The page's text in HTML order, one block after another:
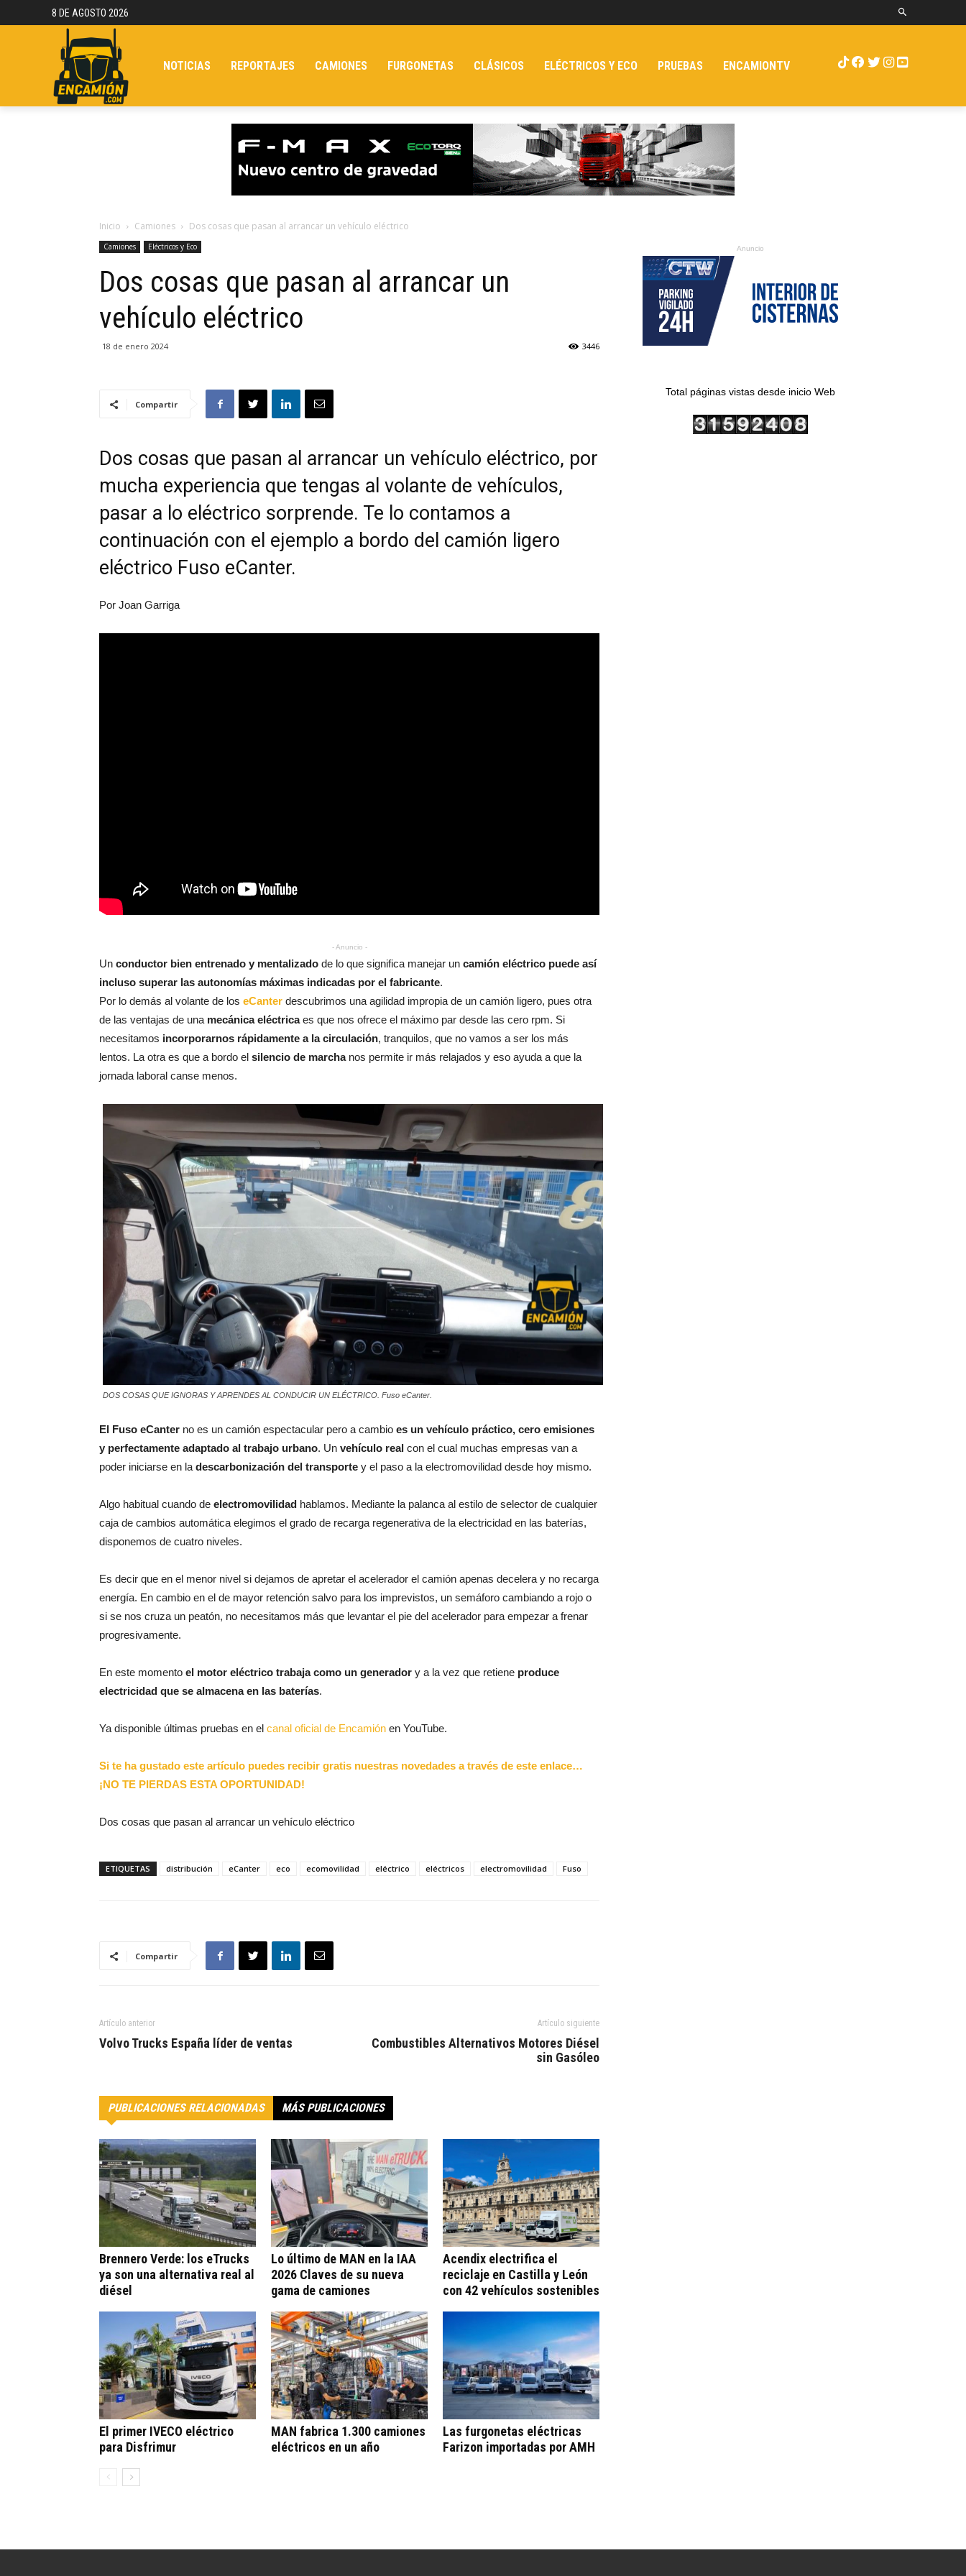
8 DE AGOSTO 2026
NOTICIAS REPORTAJES CAMIONES FURGONETAS CLÁSICOS ELÉCTRICOS Y ECO PRUEBAS ENCAMIONTV
Inicio Camiones Dos cosas que pasan al arrancar un vehículo eléctrico
Camiones Eléctricos y Eco
Dos cosas que pasan al arrancar un
vehículo eléctrico
18 de enero 2024 3446
Compartir
Dos cosas que pasan al arrancar un vehículo eléctrico, por
mucha experiencia que tengas al volante de vehículos,
pasar a lo eléctrico sorprende. Te lo contamos a
continuación con el ejemplo a bordo del camión ligero
eléctrico Fuso eCanter.
Por Joan Garriga
- Anuncio -
Un conductor bien entrenado y mentalizado de lo que significa manejar un camión eléctrico puede así
incluso superar las autonomías máximas indicadas por el fabricante.
Por lo demás al volante de los eCanter descubrimos una agilidad impropia de un camión ligero, pues otra
de las ventajas de una mecánica eléctricaes que nos ofrece el máximo par desde las cero rpm. Si
necesitamos incorporarnos rápidamente a la circulación, tranquilos, que no vamos a ser los más
lentos. La otra es que a bordo el silencio de marchanos permite ir más relajados y eso ayuda a que la
jornada laboral canse menos.
DOS COSAS QUE IGNORAS Y APRENDES AL CONDUCIR UN ELÉCTRICO. Fuso eCanter.
El Fuso eCanter no es un camión espectacular pero a cambio es un vehículo práctico, cero emisiones
y perfectamente adaptado al trabajo urbano. Un vehículo real con el cual muchas empresas van a
poder iniciarse en la descarbonización del transporte y el paso a la electromovilidad desde hoy mismo.
Algo habitual cuando de electromovilidad hablamos. Mediante la palanca al estilo de selector de cualquier
caja de cambios automática elegimos el grado de recarga regenerativa de la electricidad en las baterías,
disponemos de cuatro niveles.
Es decir que en el menor nivel si dejamos de apretar el acelerador el camión apenas decelera y no recarga
energía. En cambio en el de mayor retención salvo para los imprevistos, un semáforo cambiando a rojo o
si se nos cruza un peatón, no necesitamos más que levantar el pie del acelerador para empezar a frenar
progresivamente.
En este momento el motor eléctrico trabaja como un generador y a la vez que retiene produce
electricidad que se almacena en las baterías.
Ya disponible últimas pruebas en el canal oficial de Encamión en YouTube.
Si te ha gustado este artículo puedes recibir gratis nuestras novedades a través de este enlace…
¡NO TE PIERDAS ESTA OPORTUNIDAD!
Dos cosas que pasan al arrancar un vehículo eléctrico
ETIQUETAS distribución eCanter eco ecomovilidad eléctrico eléctricos electromovilidad Fuso
Compartir
Artículo anterior
Volvo Trucks España líder de ventas
Artículo siguiente
Combustibles Alternativos Motores Diésel
sin Gasóleo
PUBLICACIONES RELACIONADAS MÁS PUBLICACIONES
Brennero Verde: los eTrucks
ya son una alternativa real al
diésel
Lo último de MAN en la IAA
2026 Claves de su nueva
gama de camiones
Acendix electrifica el
reciclaje en Castilla y León
con 42 vehículos sostenibles
El primer IVECO eléctrico
para Disfrimur
MAN fabrica 1.300 camiones
eléctricos en un año
Las furgonetas eléctricas
Farizon importadas por AMH
Anuncio
Total páginas vistas desde inicio Web